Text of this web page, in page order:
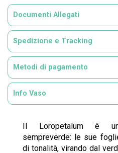
Documenti Allegati
Spedizione e Tracking
Metodi di pagamento
Info Vaso
Il Loropetalum è
sempreverde: le sue
di tonalità, virando dal